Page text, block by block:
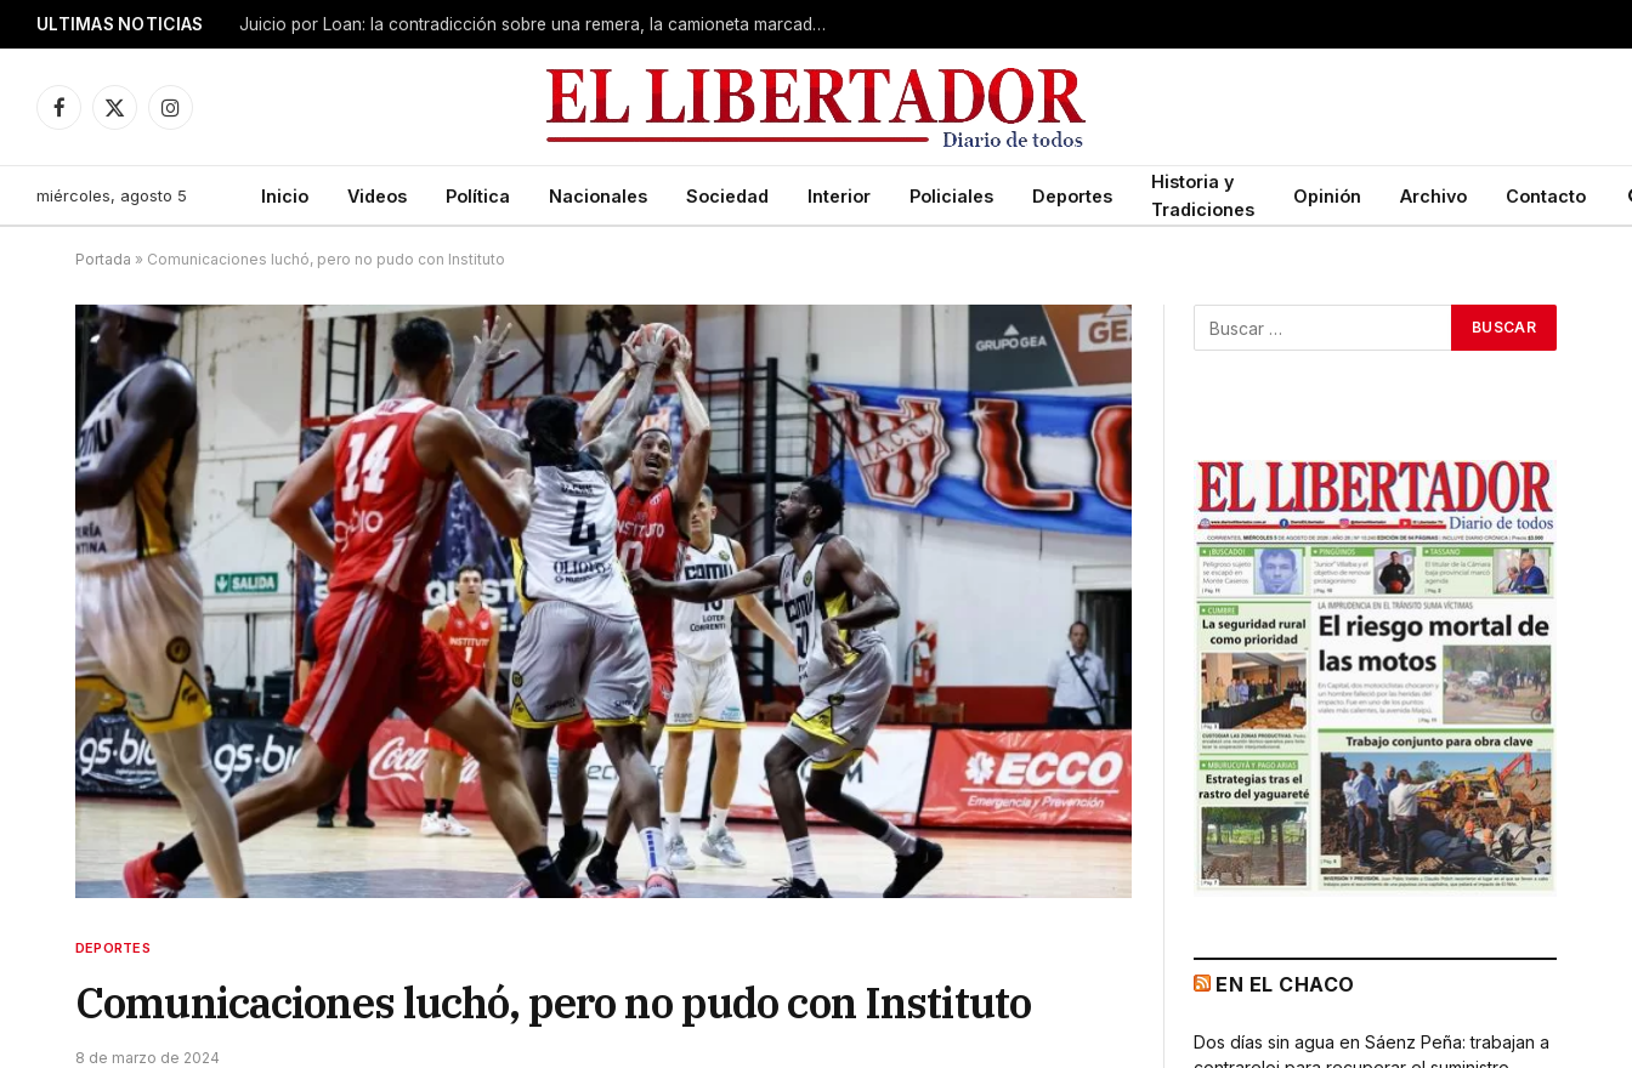
ULTIMAS NOTICIAS Juicio por Loan: la contradicción sobre una remera, la camioneta marcada y la palabra de «El Americano»
Facebook
X
Instagram
miércoles, agosto 5 Inicio Videos Política Nacionales Sociedad Interior Policiales Deportes
Historia y
Tradiciones
Opinión Archivo Contacto
Portada » Comunicaciones luchó, pero no pudo con Instituto
DEPORTES
Comunicaciones luchó, pero no pudo con Instituto
8 de marzo de 2024
EN EL CHACO
Dos días sin agua en Sáenz Peña: trabajan a